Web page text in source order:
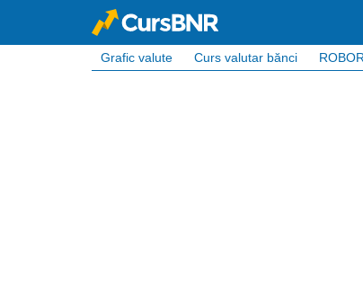
Grafic valute Curs valutar bănci